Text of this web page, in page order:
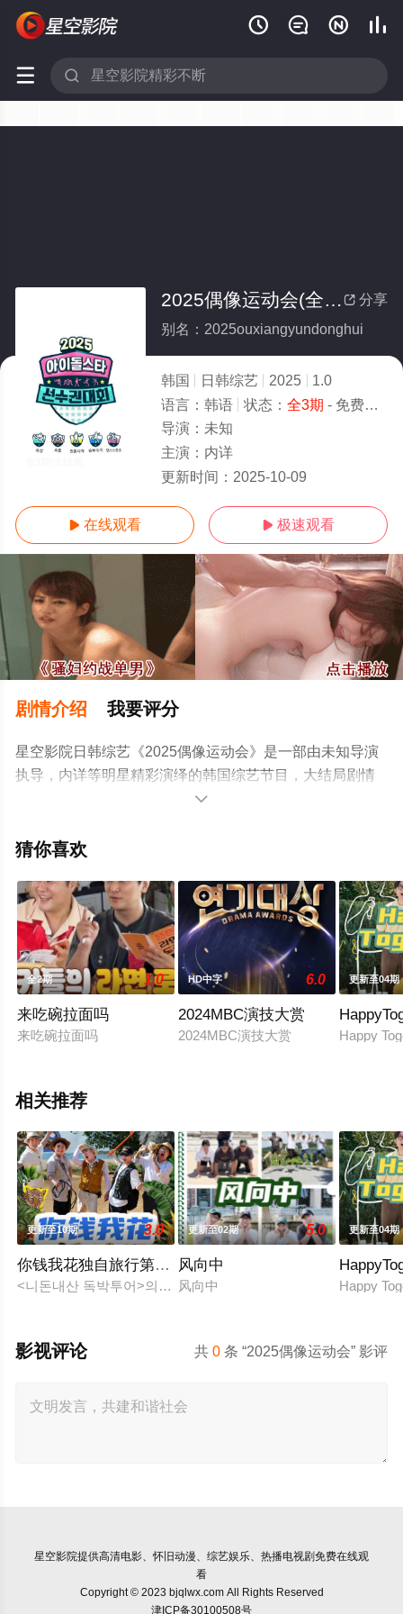
   
 
 分享
2025偶像运动会(全集)
别名：2025ouxiangyundonghui
韩国 日韩综艺 2025
1.0
语言： 韩语 状态： 全3期 - 免费在线观看
导演： 未知
主演： 内详
更新时间： 2025-10-09
 在线观看  极速观看
剧情介绍 我要评分
星空影院日韩综艺《2025偶像运动会》是一部由未知导演
执导，内详等明星精彩演绎的韩国综艺节目，大结局剧情
已揭晓（全3期），手机免费观看高清无删减完整版综艺节
猫或剧情网等平台了解。

猜你喜欢
全2期 1.0
来吃碗拉面吗
来吃碗拉面吗
HD中字 6.0
2024MBC演技大赏
2024MBC演技大赏
更新至04期
Happy
相关推荐
更新至10期 3.0
你钱我花独自旅行第五季
<니돈내산 독박투어>의 3번째 시즌 - 이번에는 유럽이다!! &qu
更新至02期 5.0
风向中
风向中
更新至04期
Happy
共0 条 “2025偶像运动会” 影评
影视评论
星空影院提供高清电影、怀旧动漫、综艺娱乐、热播电视剧免费在线观
看
Copyright © 2023 bjqlwx.com All Rights Reserved
津ICP备30100508号